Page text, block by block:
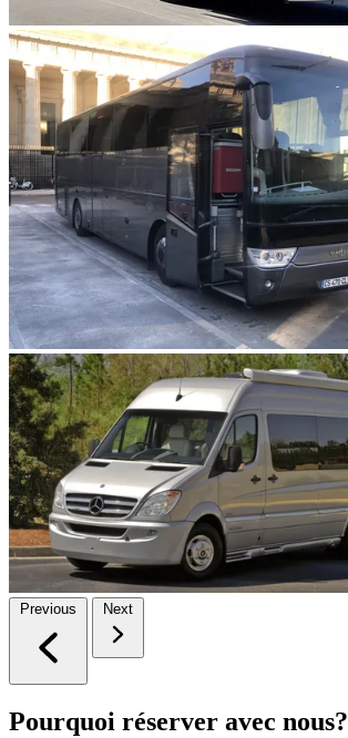
Previous Next
Pourquoi réserver avec nous?